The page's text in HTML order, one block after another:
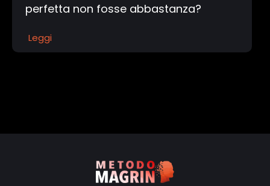
perfetta non fosse abbastanza?
Leggi